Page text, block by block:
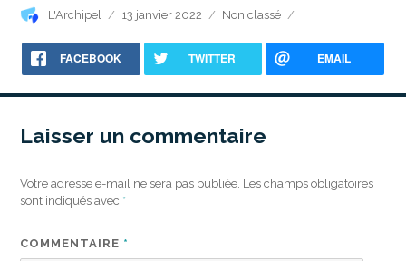
Auteur
L'Archipel
Publié
13 janvier 2022 Catégories
Non classé
FACEBOOK TWITTER EMAIL
Laisser un commentaire
Votre adresse e-mail ne sera pas publiée. Les champs obligatoires
sont indiqués avec *
COMMENTAIRE *